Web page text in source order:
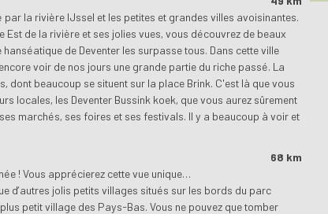
la rivière IJssel et les petites et grandes villes avoisinantes.
de la rivière et ses jolies vues, vous découvrez de beaux
de Deventer les surpasse tous. Dans cette ville
voir de nos jours une grande partie du riche passé. La
dont beaucoup se situent sur la place Brink. C'est là que vous
locales, les Deventer Bussink koek, que vous aurez sûrement
marchés, ses foires et ses festivals. Il y a beaucoup à voir et
68 km
! Vous apprécierez cette vue unique…
d’autres jolis petits villages situés sur les bords du parc
petit village des Pays-Bas. Vous ne pouvez que tomber